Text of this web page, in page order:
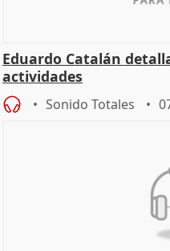
Eduardo Catalán
actividades
Sonido Totales